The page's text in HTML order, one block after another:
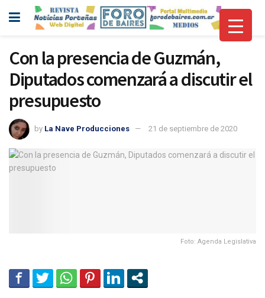
Con la presencia de Guzmán,
Diputados comenzará a discutir el
presupuesto
by La Nave Producciones 21 de septiembre de 2020
Foto: Agenda Legislativa